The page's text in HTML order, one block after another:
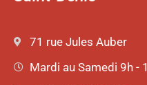
71 rue Jules Auber
Mardi au Samedi 9h -